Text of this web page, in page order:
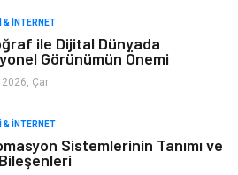
Moda
& İNTERNET
ile Dijital Dünyada
Görünümün Önemi
Çar
& İNTERNET
Sistemlerinin Tanımı ve